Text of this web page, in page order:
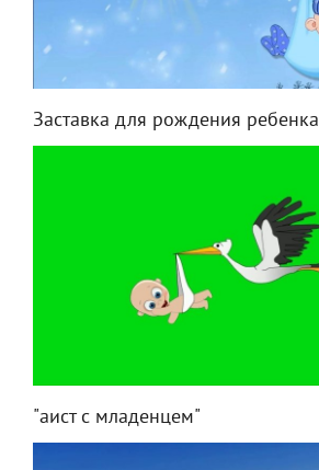
Заставка для рождения ребенка
"аист с младенцем"